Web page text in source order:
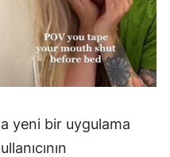
yeni bir uygulama